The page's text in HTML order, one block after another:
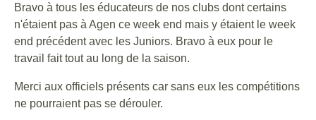
Bravo à tous les éducateurs de nos clubs dont certains
n'étaient pas à Agen ce week end mais y étaient le week
end précédent avec les Juniors. Bravo à eux pour le
travail fait tout au long de la saison.
Merci aux officiels présents car sans eux les compétitions
ne pourraient pas se dérouler.